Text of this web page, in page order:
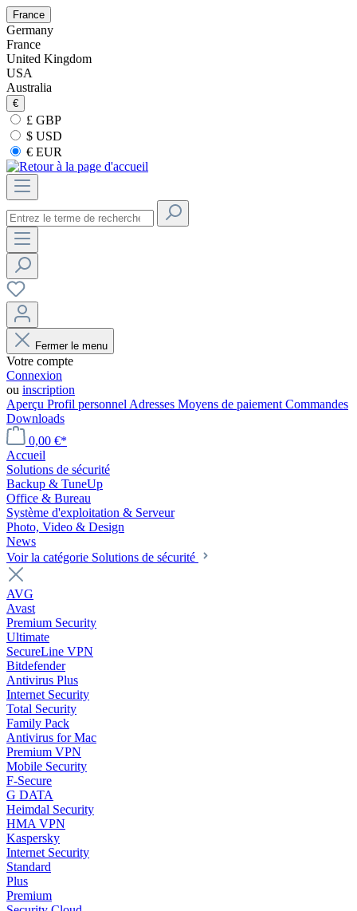
France
Germany
France
United Kingdom
USA
Australia
€
£ GBP
$ USD
€ EUR
Fermer le menu
Votre compte
Connexion
ou inscription
Aperçu Profil personnel Adresses Moyens de paiement Commandes
Downloads
0,00 €*
Accueil
Solutions de sécurité
Backup & TuneUp
Office & Bureau
Système d'exploitation & Serveur
Photo, Video & Design
News
Voir la catégorie Solutions de sécurité
AVG
Avast
Premium Security
Ultimate
SecureLine VPN
Bitdefender
Antivirus Plus
Internet Security
Total Security
Family Pack
Antivirus for Mac
Premium VPN
Mobile Security
F-Secure
G DATA
Heimdal Security
HMA VPN
Kaspersky
Internet Security
Standard
Plus
Premium